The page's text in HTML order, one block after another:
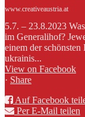
www.creativeaustria.at
5.7. – 23.8.2023
im Generalihof?
einem der
ukrainis...
View on Facebook
· Share
Auf Facebook
Per E-Mail teilen